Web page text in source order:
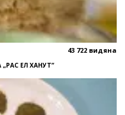
43 722 видяна
ЕЛ ХАНУТ”